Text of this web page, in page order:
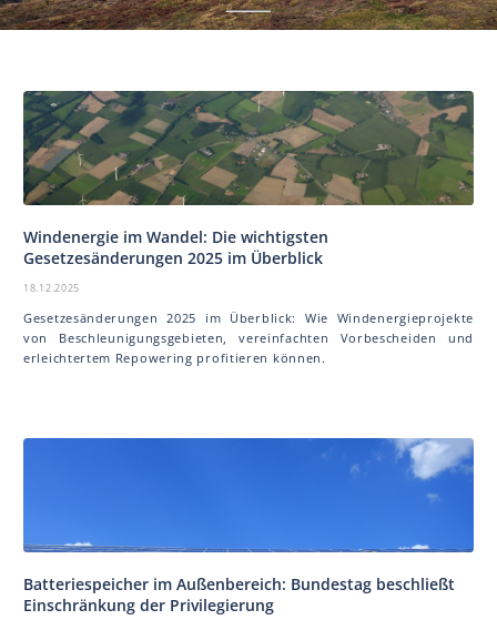
Windenergie im Wandel: Die wichtigsten
Gesetzesänderungen 2025 im Überblick
18.12.2025
Gesetzesänderungen 2025 im Überblick: Wie Windenergieprojekte
von Beschleunigungsgebieten, vereinfachten Vorbescheiden und
erleichtertem Repowering profitieren können.
Batteriespeicher im Außenbereich: Bundestag beschließt
Einschränkung der Privilegierung